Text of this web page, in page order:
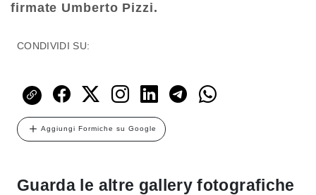
firmate Umberto Pizzi.
CONDIVIDI SU:
Aggiungi Formiche su Google
Guarda le altre gallery fotografiche